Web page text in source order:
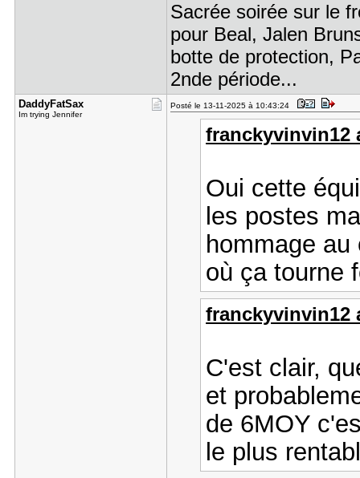
Sacrée soirée sur le
pour Beal, Jalen
botte de protection,
2nde période...
DaddyFatSa​x
Im trying Jennifer
Posté le 13-11-2025 à 10:43:24
franckyvinvin12
Oui cette
les postes
hommage
où ça tourne
franckyvinvin12
C'est clair,
et
de 6MOY
le plus